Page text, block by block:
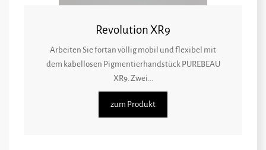
Revolution XR9
Arbeiten Sie fortan völlig mobil und flexibel mit
dem kabellosen Pigmentierhandstück PUREBEAU
XR9. Zwei...
zum Produkt